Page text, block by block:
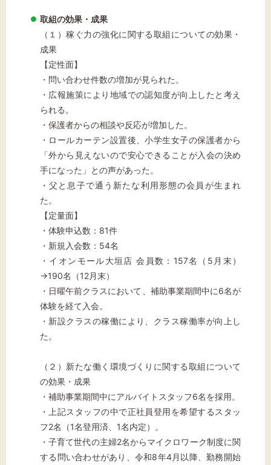
取組の効果・成果
（１）稼ぐ力の強化に関する取組についての効果・
成果
【定性面】
・問い合わせ件数の増加が見られた。
・広報施策により地域での認知度が向上したと考え
られる。
・保護者からの相談や反応が増加した。
・ロールカーテン設置後、小学生女子の保護者から
「外から見えないので安心できることが入会の決め
手になった」との声があった。
・父と息子で通う新たな利用形態の会員が生まれ
た。
【定量面】
・体験申込数：81件
・新規入会数：54名
・イオンモール大垣店 会員数：157名（5月末）
→190名（12月末）
・日曜午前クラスにおいて、補助事業期間中に6名が
体験を経て入会。
・新設クラスの稼働により、クラス稼働率が向上し
た。
（２）新たな働く環境づくりに関する取組について
の効果・成果
・補助事業期間中にアルバイトスタッフ6名を採用。
・上記スタッフの中で正社員登用を希望するスタッ
フ2名（1名登用済、1名内定）。
・子育て世代の主婦2名からマイクロワーク制度に関
する問い合わせがあり、令和8年4月以降、勤務開始